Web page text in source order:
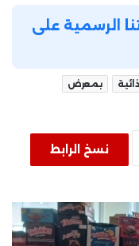
الرسمية على
بمعرض
نسخ الرابط